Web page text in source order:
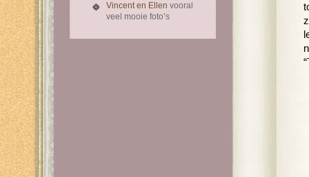
Vincent en Ellen vooral
veel mooie foto’s